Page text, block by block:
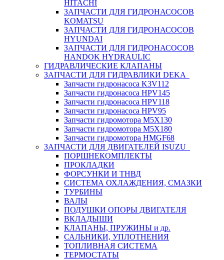
HITACHI
ЗАПЧАСТИ ДЛЯ ГИДРОНАСОСОВ
KOMATSU
ЗАПЧАСТИ ДЛЯ ГИДРОНАСОСОВ
HYUNDAI
ЗАПЧАСТИ ДЛЯ ГИДРОНАСОСОВ
HANDOK HYDRAULIC
ГИДРАВЛИЧЕСКИЕ КЛАПАНЫ
ЗАПЧАСТИ ДЛЯ ГИДРАВЛИКИ DEKA
Запчасти гидронасоса K3V112
Запчасти гидронасоса HPV145
Запчасти гидронасоса HPV118
Запчасти гидронасоса HPV95
Запчасти гидромотора M5X130
Запчасти гидромотора M5X180
Запчасти гидромотора HMGF68
ЗАПЧАСТИ ДЛЯ ДВИГАТЕЛЕЙ ISUZU
ПОРШНЕКОМПЛЕКТЫ
ПРОКЛАДКИ
ФОРСУНКИ И ТНВД
СИСТЕМА ОХЛАЖДЕНИЯ, СМАЗКИ
ТУРБИНЫ
ВАЛЫ
ПОДУШКИ ОПОРЫ ДВИГАТЕЛЯ
ВКЛАДЫШИ
КЛАПАНЫ, ПРУЖИНЫ и др.
САЛЬНИКИ, УПЛОТНЕНИЯ
ТОПЛИВНАЯ СИСТЕМА
ТЕРМОСТАТЫ